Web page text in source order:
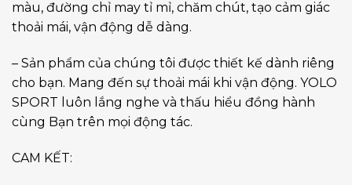
màu, đường chỉ may tỉ mỉ, chăm chút, tạo cảm giác
thoải mái, vận động dễ dàng.
– Sản phẩm của chúng tôi được thiết kế dành riêng
cho bạn. Mang đến sự thoải mái khi vận động. YOLO
SPORT luôn lắng nghe và thấu hiểu đồng hành
cùng Bạn trên mọi động tác.
CAM KẾT: